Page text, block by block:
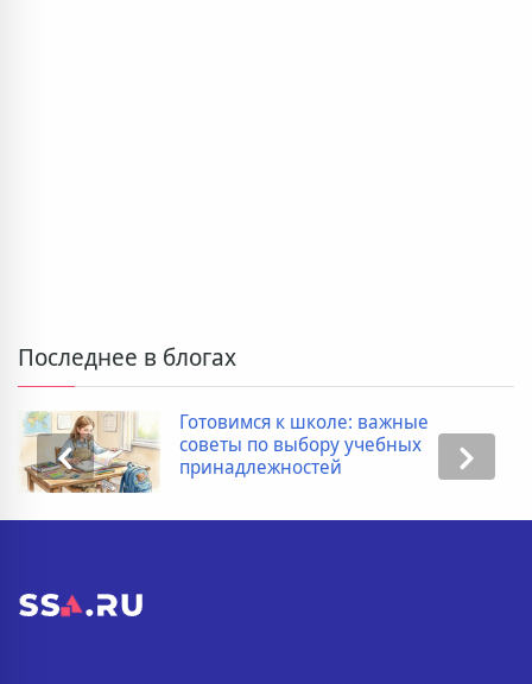
Последнее в блогах
Готовимся к школе: важные
советы по выбору учебных
принадлежностей